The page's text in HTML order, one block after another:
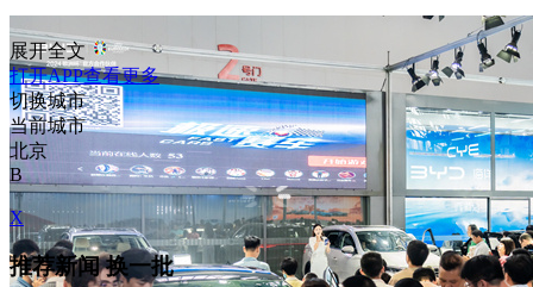
展开全文
打开APP查看更多
切换城市
当前城市
北京
B
X
推荐新闻换一批